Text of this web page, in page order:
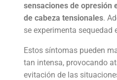
sensaciones de opresión
de cabeza tensionales.
se experimenta sequedad
Estos síntomas pueden
tan intensa, provocando
evitación de las